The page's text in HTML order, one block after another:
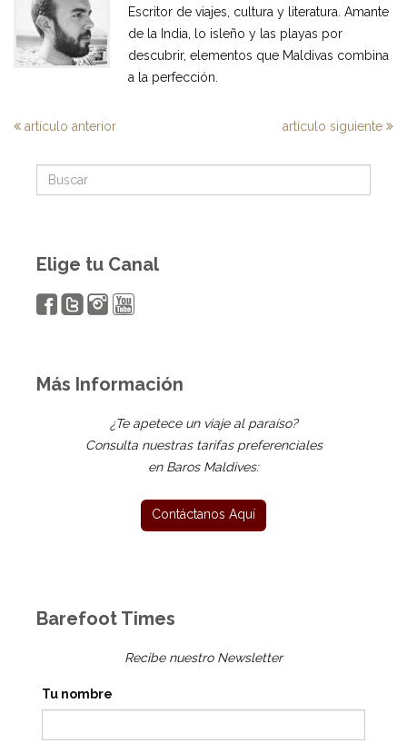
Escritor de viajes, cultura y literatura. Amante
de la India, lo isleño y las playas por
descubrir, elementos que Maldivas combina
a la perfección.
artículo anterior artículo siguiente
Elige tu Canal
Más Información
¿Te apetece un viaje al paraíso?
Consulta nuestras tarifas preferenciales
en Baros Maldives:
Barefoot Times
Recibe nuestro Newsletter
Tu nombre